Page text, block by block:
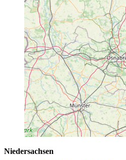
Niedersachsen